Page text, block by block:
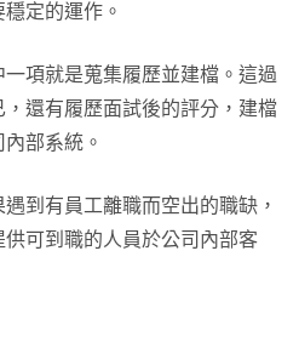
定的運作。
項就是蒐集履歷並建檔。這過
還有履歷面試後的評分，建檔
部系統。
到有員工離職而空出的職缺，
可到職的人員於公司內部客